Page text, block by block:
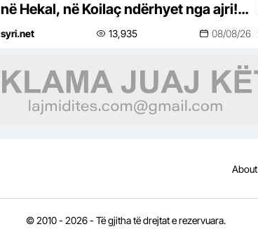
në Hekal, në Koilaç ndërhyet nga ajri!
Sipërfaqe të tëra shkrumb e hi
syri.net 13,935 08/08/26
© 2010 - 2026 - Të gjitha të drejtat e rezervuara.